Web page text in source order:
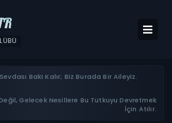
Baki Kalır; Biz Burada Bir Aileyiz.
Gelecek Nesillere Bu Tutkuyu Devretmek
İçin Atılır.